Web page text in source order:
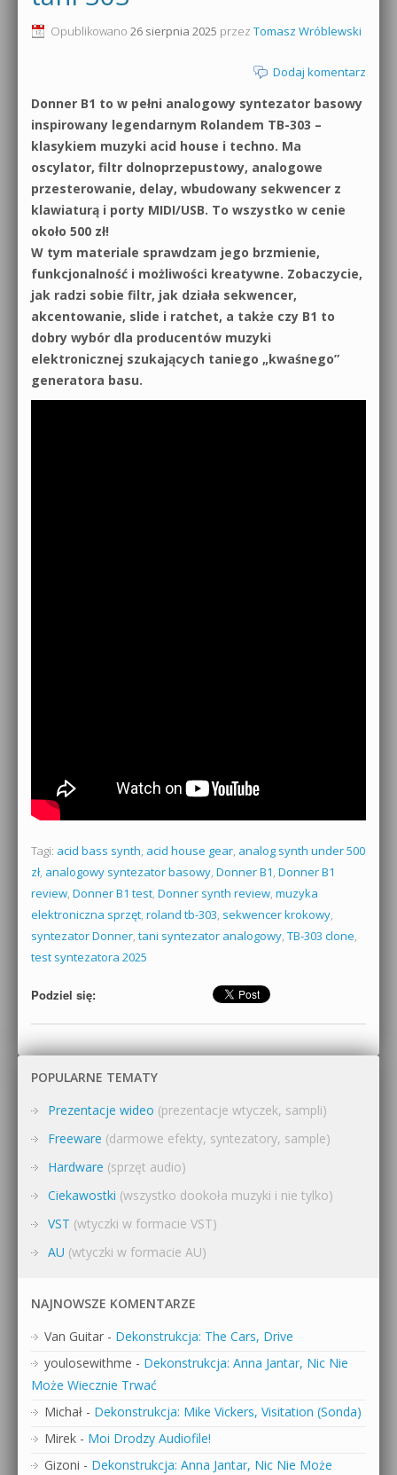
Produkcja muzyczna od podstaw
Sound Forge od podstaw
Dubstep z syntezatorem Massive
Kontakt 5 Kompendium
Pakiety
0dB.pl - informacje
Materiały dla mediów
Archiwum aktualności
Polityka prywatności
Regulamin
Działanie sklepu internetowego
Wyszukiwanie
Opublikowano 26 sierpnia 2025 przez Tomasz Wróblewski
Dodaj komentarz
Donner B1 to w pełni analogowy syntezator basowy
inspirowany legendarnym Rolandem TB-303 –
klasykiem muzyki acid house i techno. Ma
oscylator, filtr dolnoprzepustowy, analogowe
przesterowanie, delay, wbudowany sekwencer z
klawiaturą i porty MIDI/USB. To wszystko w cenie
około 500 zł!
W tym materiale sprawdzam jego brzmienie,
funkcjonalność i możliwości kreatywne. Zobaczycie,
jak radzi sobie filtr, jak działa sekwencer,
akcentowanie, slide i ratchet, a także czy B1 to
dobry wybór dla producentów muzyki
elektronicznej szukających taniego „kwaśnego”
generatora basu.
Tagi: acid bass synth, acid house gear, analog synth under 500
zł, analogowy syntezator basowy, Donner B1, Donner B1
review, Donner B1 test, Donner synth review, muzyka
elektroniczna sprzęt, roland tb-303, sekwencer krokowy,
syntezator Donner, tani syntezator analogowy, TB-303 clone,
test syntezatora 2025
Podziel się:
POPULARNE TEMATY
Prezentacje wideo (prezentacje wtyczek, sampli)
Freeware (darmowe efekty, syntezatory, sample)
Hardware (sprzęt audio)
Ciekawostki (wszystko dookoła muzyki i nie tylko)
VST (wtyczki w formacie VST)
AU (wtyczki w formacie AU)
NAJNOWSZE KOMENTARZE
Van Guitar - Dekonstrukcja: The Cars, Drive
youlosewithme - Dekonstrukcja: Anna Jantar, Nic Nie
Może Wiecznie Trwać
Michał - Dekonstrukcja: Mike Vickers, Visitation (Sonda)
Mirek - Moi Drodzy Audiofile!
Gizoni - Dekonstrukcja: Anna Jantar, Nic Nie Może